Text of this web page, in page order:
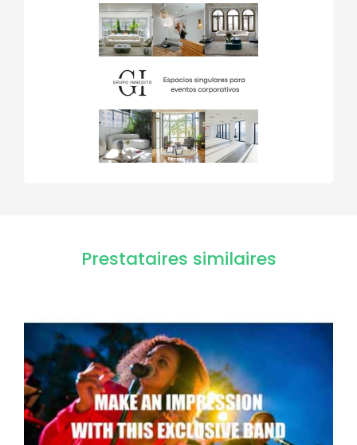
Prestataires similaires